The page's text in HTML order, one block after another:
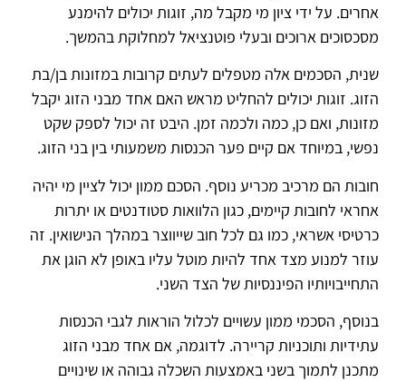
אחרים. על ידי ציון מי מקבל מה, זוגות יכולים להימנע
מסכסוכים ארוכים ובעלי פוטנציאל למחלוקת בהמשך.
שנית, הסכמים אלה מטפלים לעתים קרובות במזונות בן/בת
הזוג. זוגות יכולים להחליט מראש האם אחד מבני הזוג יקבל
מזונות, ואם כן, כמה ולכמה זמן. היבט זה יכול לספק שקט
נפשי, במיוחד אם קיים פער הכנסות משמעותי בין בני הזוג.
חובות הם מרכיב מכריע נוסף. הסכם ממון יכול לציין מי יהיה
אחראי לחובות קיימים, כגון הלוואות סטודנטים או יתרות
כרטיסי אשראי, כמו גם לכל חוב שייווצר במהלך הנישואין. זה
עוזר למנוע מצד אחד להיות מוטל עליו באופן לא הוגן את
התחייבויותיו הפיננסיות של הצד השני.
בנוסף, הסכמי ממון עשויים לכלול הוראות לגבי הכנסות
עתידיות ותוכניות קריירה. לדוגמה, אם אחד מבני הזוג
מתכנן לתמוך בשני באמצעות השכלה גבוהה או שינויים